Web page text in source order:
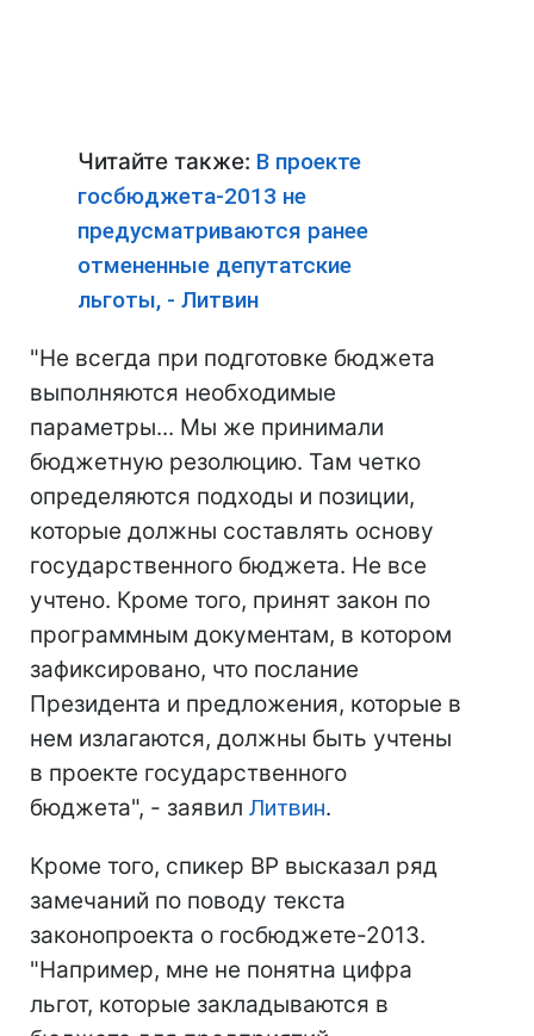
Читайте также: В проекте
госбюджета-2013 не
предусматриваются ранее
отмененные депутатские
льготы, - Литвин
"Не всегда при подготовке бюджета
выполняются необходимые
параметры... Мы же принимали
бюджетную резолюцию. Там четко
определяются подходы и позиции,
которые должны составлять основу
государственного бюджета. Не все
учтено. Кроме того, принят закон по
программным документам, в котором
зафиксировано, что послание
Президента и предложения, которые в
нем излагаются, должны быть учтены
в проекте государственного
бюджета", - заявил Литвин.
Кроме того, спикер ВР высказал ряд
замечаний по поводу текста
законопроекта о госбюджете-2013.
"Например, мне не понятна цифра
льгот, которые закладываются в